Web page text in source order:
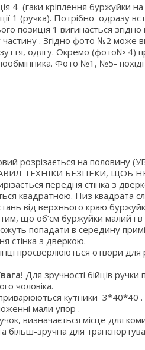
4 (гаки кріплення буржуйки
1 (ручка). Потрібно одразу
позиція 1 вигинається
. Згідно фото №2 може
одягу. Окремо (фото№ 4)
Фото №1, №5-
розрізається на
ТЕХНІКИ БЕЗПЕКИ, ЩОБ
передня стінка з
квадратною. Низ квадрата
від верхнього краю
що об’єм буржуйки малий і в
попадати в середину
стінка з дверкою.
просверлюються отвори
Для зручності бійців ручки
чоловіка.
кутники 3*40*40
мали упор .
визначається місце для
більш-зручна для